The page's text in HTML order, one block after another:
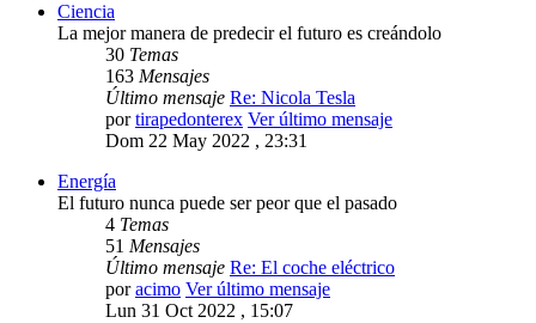
Ciencia
La mejor manera de predecir el futuro es creándolo
30 Temas
163 Mensajes
Último mensaje Re: Nicola Tesla
portirapedonterex Ver último mensaje
Dom 22 May 2022 , 23:31
Energía
El futuro nunca puede ser peor que el pasado
4 Temas
51 Mensajes
Último mensaje Re: El coche eléctrico
poracimo Ver último mensaje
Lun 31 Oct 2022 , 15:07